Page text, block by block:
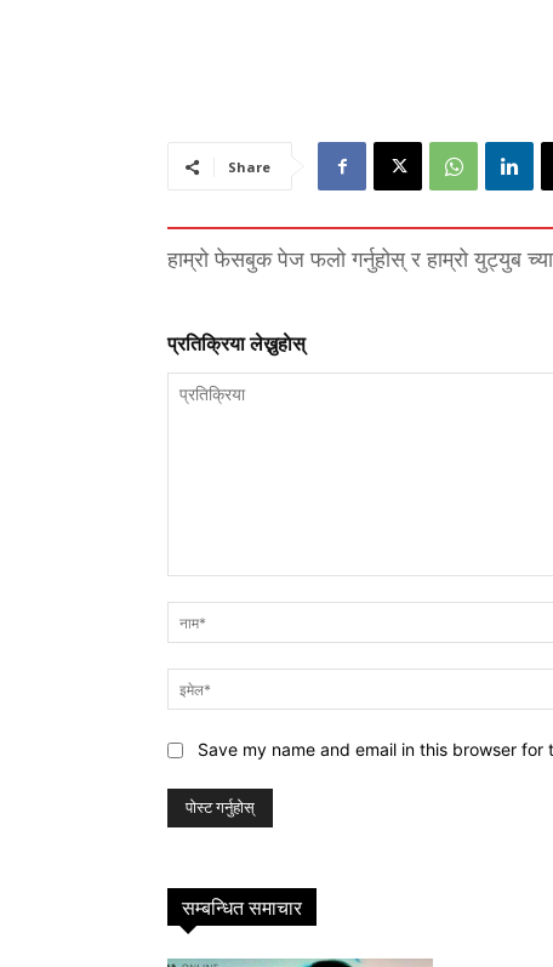
Share
हाम्रो फेसबुक पेज फलो गर्नुहोस् र हाम्रो युट्युब
प्रतिक्रिया लेख्नुहाेस्
Save my name and email in this browser for
सम्बन्धित समाचार